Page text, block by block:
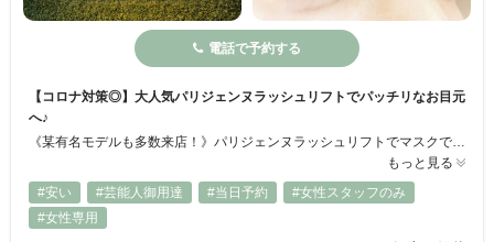
電話で予約する
【コロナ対策◎】大人気パリジェンヌラッシュリフトでパッチリなお目元
へ♪
もっと見る
#安い
#芸能人御用達 #当日予約
#女性スタッフのみ
#女性専用